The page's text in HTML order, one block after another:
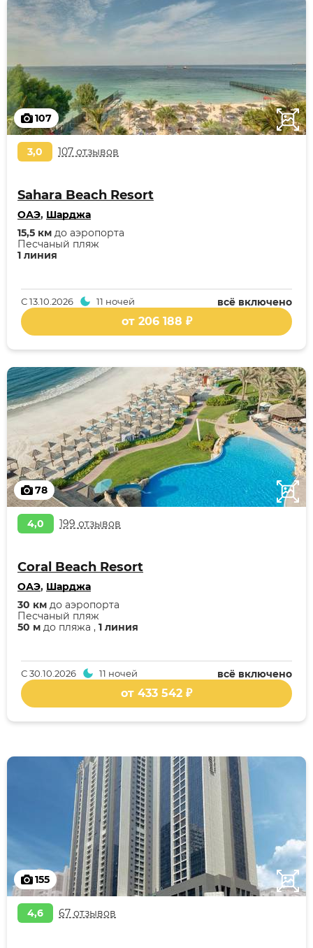
107
3,0 107 отзывов
Sahara Beach Resort
ОАЭ, Шарджа
1 линия
Песчаный пляж
15,5 км до аэропорта
всё включено
С13.10.2026 11 ночей
от 206 188 ₽
78
4,0 199 отзывов
Coral Beach Resort
ОАЭ, Шарджа
50 м до пляжа , 1 линия
Песчаный пляж
30 км до аэропорта
всё включено
С30.10.2026 11 ночей
от 433 542 ₽
155
4,6 67 отзывов